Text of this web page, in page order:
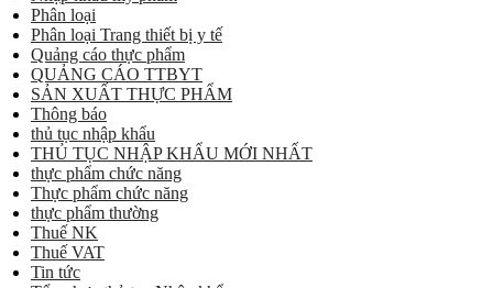
Phân loại
Phân loại Trang thiết bị y tế
Quảng cáo thực phẩm
QUẢNG CÁO TTBYT
SẢN XUẤT THỰC PHẨM
Thông báo
thủ tục nhập khẩu
THỦ TỤC NHẬP KHẨU MỚI NHẤT
thực phẩm chức năng
Thực phẩm chức năng
thực phẩm thường
Thuế NK
Thuế VAT
Tin tức